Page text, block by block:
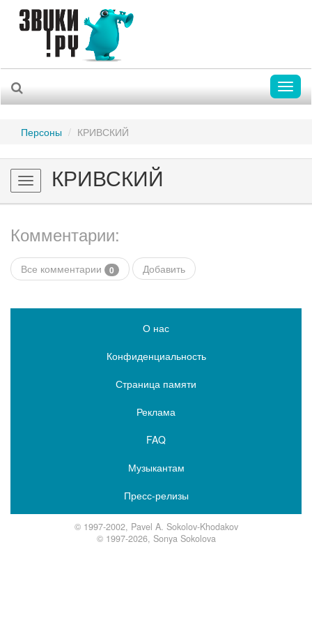
Персоны КРИВСКИЙ
Toggle
navigation
КРИВСКИЙ
Комментарии:
Все комментарии 0 Добавить
О нас
Конфиденциальность
Страница памяти
Реклама
FAQ
Музыкантам
Пресс-релизы
© 1997-2002, Pavel A. Sokolov-Khodakov
© 1997-2026, Sonya Sokolova